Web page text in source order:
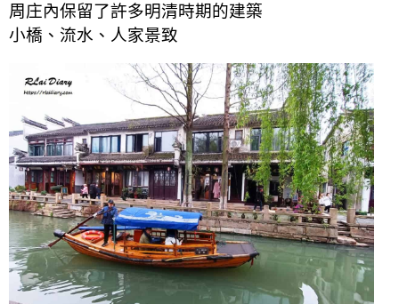
周庄內保留了許多明清時期的建築
小橋、流水、人家景致